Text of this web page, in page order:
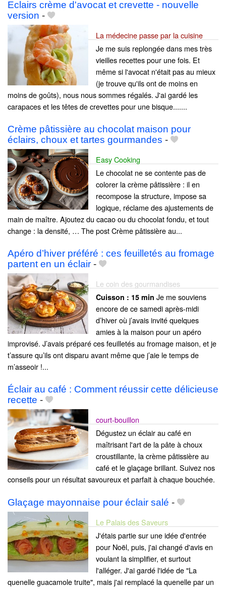
Eclairs crème d'avocat et crevette - nouvelle
version -
La médecine passe par la cuisine
Je me suis replongée dans mes très
vieilles recettes pour une fois. Et
même si l'avocat n'était pas au mieux
(je trouve qu'ils ont de moins en
moins de goûts), nous nous sommes régalés. J'ai gardé les
carapaces et les têtes de crevettes pour une bisque.......
Crème pâtissière au chocolat maison pour
éclairs, choux et tartes gourmandes -
Easy Cooking
Le chocolat ne se contente pas de
colorer la crème pâtissière : il en
recompose la structure, impose sa
logique, réclame des ajustements de
main de maître. Ajoutez du cacao ou du chocolat fondu, et tout
change : la densité, … The post Crème pâtissière au...
Apéro d’hiver préféré : ces feuilletés au fromage
partent en un éclair -
Le coin des gourmandises
Cuisson : 15 min Je me souviens
encore de ce samedi après-midi
d’hiver où j’avais invité quelques
amies à la maison pour un apéro
improvisé. J’avais préparé ces feuilletés au fromage maison, et je
t’assure qu’ils ont disparu avant même que j’aie le temps de
m’asseoir !...
Éclair au café : Comment réussir cette délicieuse
recette -
court-bouillon
Dégustez un éclair au café en
maîtrisant l'art de la pâte à choux
croustillante, la crème pâtissière au
café et le glaçage brillant. Suivez nos
conseils pour un résultat savoureux et parfait à chaque bouchée.
Glaçage mayonnaise pour éclair salé -
Le Palais des Saveurs
J'étais partie sur une idée d'entrée
pour Noël, puis, j'ai changé d'avis en
voulant la simplifier, et surtout
l'alléger. J'ai gardé l'idée de "La
quenelle guacamole truite", mais j'ai remplacé la quenelle par un